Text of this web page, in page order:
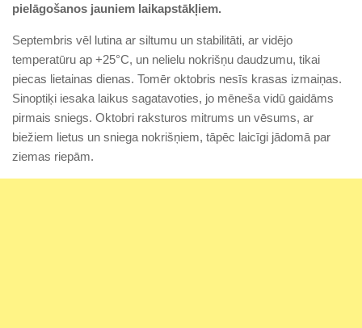
pielāgošanos jauniem laikapstākļiem.
Septembris vēl lutina ar siltumu un stabilitāti, ar vidējo
temperatūru ap +25°C, un nelielu nokrišņu daudzumu, tikai
piecas lietainas dienas. Tomēr oktobris nesīs krasas izmaiņas.
Sinoptiķi iesaka laikus sagatavoties, jo mēneša vidū gaidāms
pirmais sniegs. Oktobri raksturos mitrums un vēsums, ar
biežiem lietus un sniega nokrišņiem, tāpēc laicīgi jādomā par
ziemas riepām.